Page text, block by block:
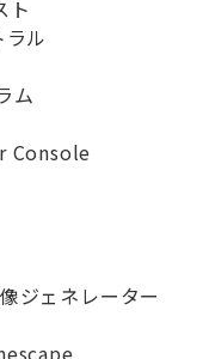
ト
ル
ム
Console
ジェネレーター